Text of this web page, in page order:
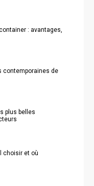
: avantages,
contemporaines de
plus belles
choisir et où